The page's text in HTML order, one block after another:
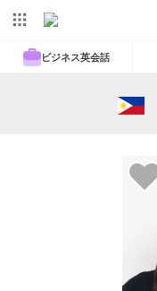
ビジネス英会話